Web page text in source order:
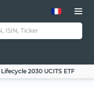
2030 UCITS ETF